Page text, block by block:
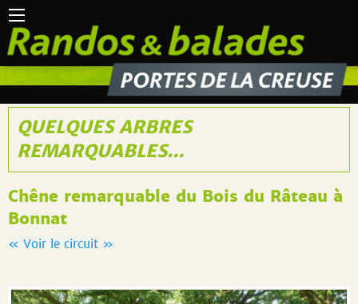
QUELQUES ARBRES
REMARQUABLES…
Chêne remarquable du Bois du Râteau à
Bonnat
« Voir le circuit »